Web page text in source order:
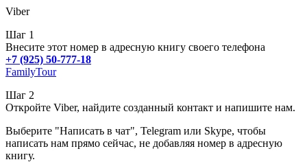
Viber
Шаг 1
Внесите этот номер в адресную книгу своего телефона
+7 (925) 50-777-18
FamilyTour
Шаг 2
Откройте Viber, найдите созданный контакт и напишите нам.
Выберите "Написать в чат", Telegram или Skype, чтобы
написать нам прямо сейчас, не добавляя номер в адресную
книгу.